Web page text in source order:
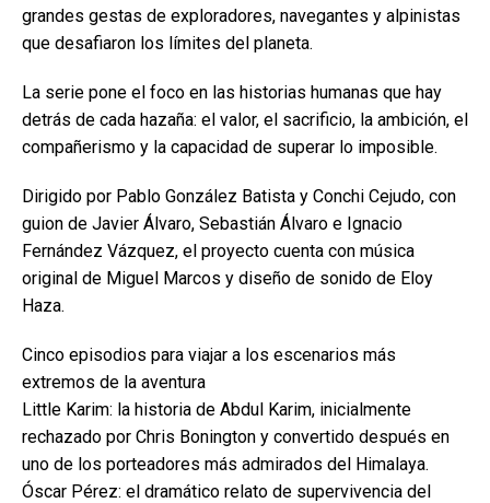
grandes gestas de exploradores, navegantes y alpinistas
que desafiaron los límites del planeta.
La serie pone el foco en las historias humanas que hay
detrás de cada hazaña: el valor, el sacrificio, la ambición, el
compañerismo y la capacidad de superar lo imposible.
Dirigido por Pablo González Batista y Conchi Cejudo, con
guion de Javier Álvaro, Sebastián Álvaro e Ignacio
Fernández Vázquez, el proyecto cuenta con música
original de Miguel Marcos y diseño de sonido de Eloy
Haza.
Cinco episodios para viajar a los escenarios más
extremos de la aventura
Little Karim: la historia de Abdul Karim, inicialmente
rechazado por Chris Bonington y convertido después en
uno de los porteadores más admirados del Himalaya.
Óscar Pérez: el dramático relato de supervivencia del